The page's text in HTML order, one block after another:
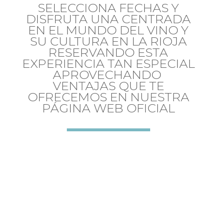
SELECCIONA FECHAS Y
DISFRUTA UNA CENTRADA
EN EL MUNDO DEL VINO Y
SU CULTURA EN LA RIOJA
RESERVANDO ESTA
EXPERIENCIA TAN ESPECIAL
APROVECHANDO
VENTAJAS QUE TE
OFRECEMOS EN NUESTRA
PÁGINA WEB OFICIAL